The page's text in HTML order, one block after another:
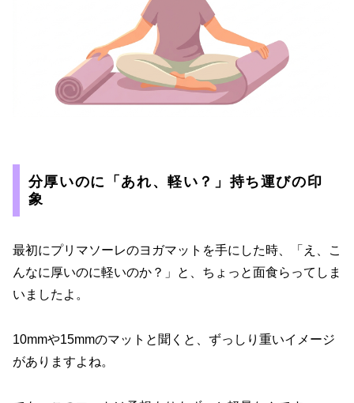
分厚いのに「あれ、軽い？」持ち運びの印
象
最初にプリマソーレのヨガマットを手にした時、「え、こ
んなに厚いのに軽いのか？」と、ちょっと面食らってしま
いましたよ。
10mmや15mmのマットと聞くと、ずっしり重いイメージ
がありますよね。